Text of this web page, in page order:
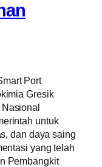
Port
Gresik
untuk
dan daya saing
yang telah
Pembangkit